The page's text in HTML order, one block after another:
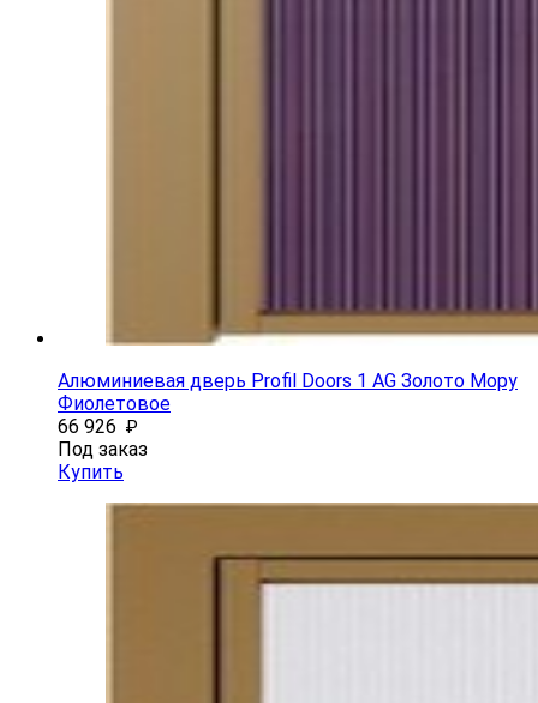
Алюминиевая дверь Profil Doors 1 AG Золото Мору
Фиолетовое
66 926 ₽
Под заказ
Купить